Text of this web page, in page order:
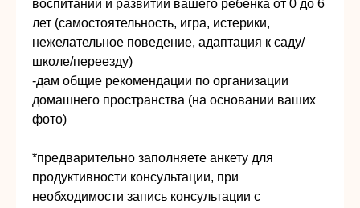
воспитании и развитии вашего ребёнка от 0 до 6
лет (самостоятельность, игра, истерики,
нежелательное поведение, адаптация к саду/
школе/переезду)
-дам общие рекомендации по организации
домашнего пространства (на основании ваших
фото)
*предварительно заполняете анкету для
продуктивности консультации, при
необходимости запись консультации с